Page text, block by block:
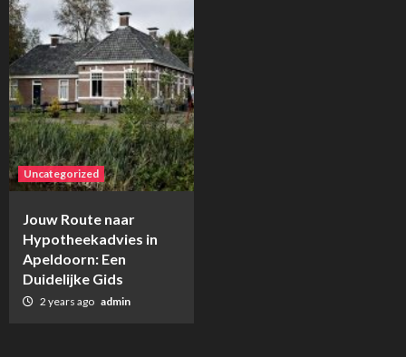
Uncategorized
Jouw Route naar
Hypotheekadvies in
Apeldoorn: Een
Duidelijke Gids
2 years ago admin